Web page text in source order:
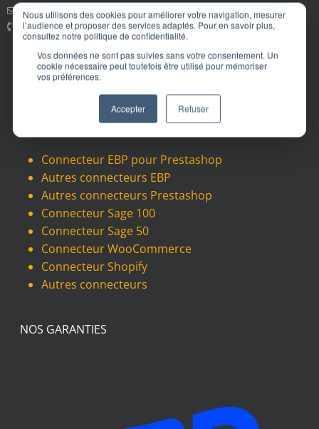
Nous utilisons des cookies pour améliorer votre navigation, mesurer
l’audience et proposer des services adaptés. Pour en savoir plus,
consultez notre politique de confidentialité.
Vos données ne sont pas suivies sans votre consentement. Un
cookie nécessaire peut toutefois être utilisé pour mémoriser
vos préférences.
Accepter Refuser
commercial@vaisonet.com
04 65 020 820
Contactez-nous
Connecteur EBP pour Prestashop
Autres connecteurs EBP
Autres connecteurs Prestashop
Connecteur Sage 100
Connecteur Sage 50
Connecteur WooCommerce
Connecteur Shopify
Autres connecteurs
NOS GARANTIES